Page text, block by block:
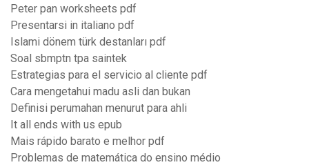
Peter pan worksheets pdf
Presentarsi in italiano pdf
Islami dönem türk destanları pdf
Soal sbmptn tpa saintek
Estrategias para el servicio al cliente pdf
Cara mengetahui madu asli dan bukan
Definisi perumahan menurut para ahli
It all ends with us epub
Mais rápido barato e melhor pdf
Problemas de matemática do ensino médio